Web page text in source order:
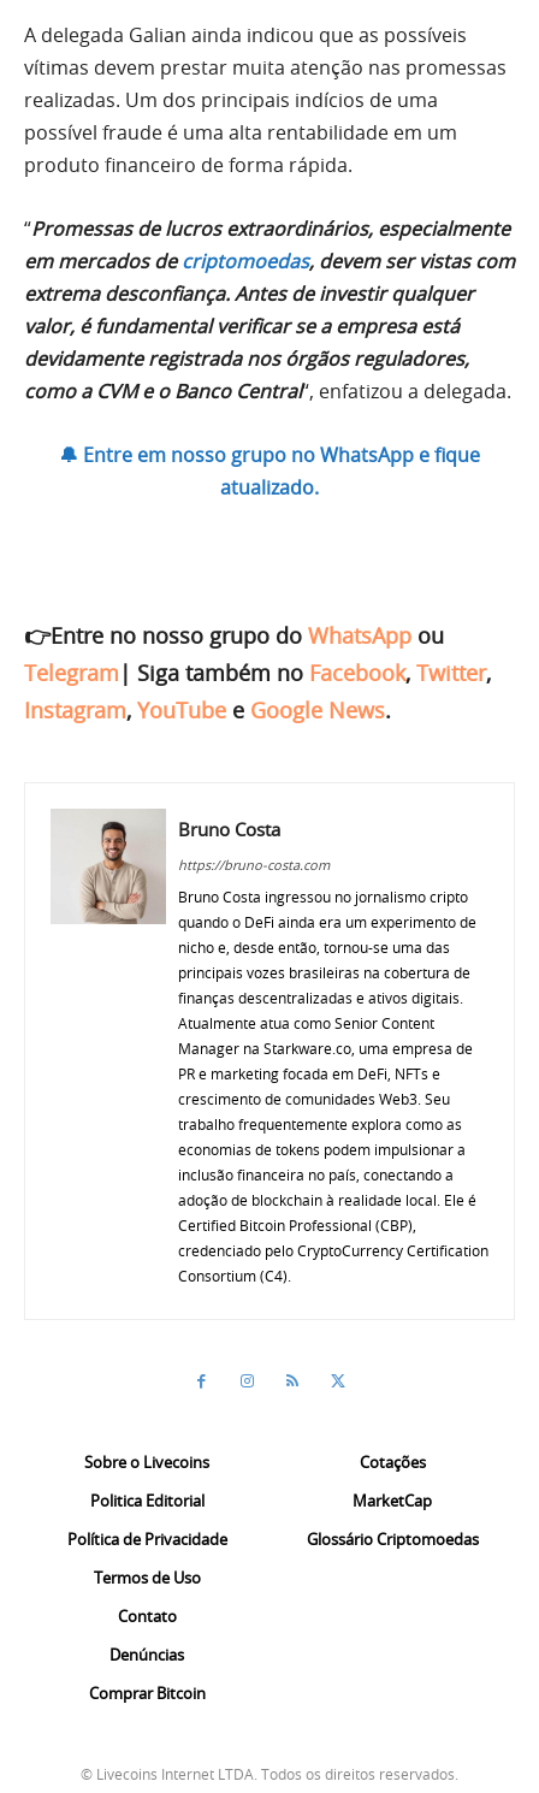
A delegada Galian ainda indicou que as possíveis
vítimas devem prestar muita atenção nas promessas
realizadas. Um dos principais indícios de uma
possível fraude é uma alta rentabilidade em um
produto financeiro de forma rápida.
“Promessas de lucros extraordinários, especialmente
em mercados decriptomoedas, devem ser vistas com
extrema desconfiança. Antes de investir qualquer
valor, é fundamental verificar se a empresa está
devidamente registrada nos órgãos reguladores,
como a CVM e o Banco Central“, enfatizou a delegada.
🔔 Entre em nosso grupo no WhatsApp e fique
atualizado.
👉Entre no nosso grupo do WhatsApp ou
Telegram | Siga também no Facebook, Twitter,
Instagram, YouTube e Google News.
Bruno Costa
https://bruno-costa.com
Bruno Costa ingressou no jornalismo cripto
quando o DeFi ainda era um experimento de
nicho e, desde então, tornou-se uma das
principais vozes brasileiras na cobertura de
finanças descentralizadas e ativos digitais.
Atualmente atua como Senior Content
Manager na Starkware.co, uma empresa de
PR e marketing focada em DeFi, NFTs e
crescimento de comunidades Web3. Seu
trabalho frequentemente explora como as
economias de tokens podem impulsionar a
inclusão financeira no país, conectando a
adoção de blockchain à realidade local. Ele é
Certified Bitcoin Professional (CBP),
credenciado pelo CryptoCurrency Certification
Consortium (C4).
Sobre o Livecoins
Politica Editorial
Política de Privacidade
Termos de Uso
Contato
Denúncias
Comprar Bitcoin
Cotações
MarketCap
Glossário Criptomoedas
© Livecoins Internet LTDA. Todos os direitos reservados.